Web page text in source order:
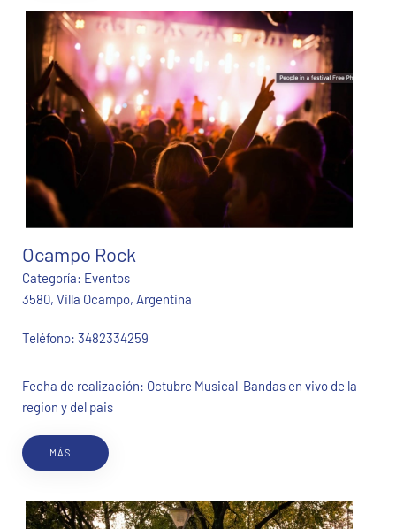
Ocampo Rock
Categoría: Eventos
3580, Villa Ocampo, Argentina
Teléfono: 3482334259
Fecha de realización: Octubre Musical Bandas en vivo de la
region y del pais
MÁS...